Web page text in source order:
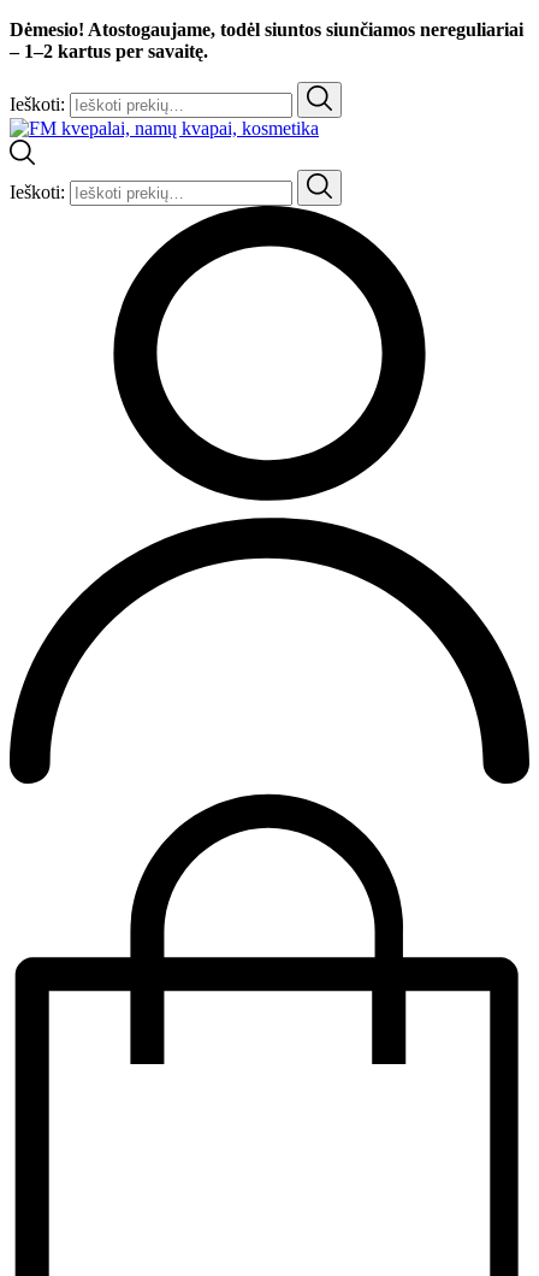
Dėmesio! Atostogaujame, todėl siuntos siunčiamos nereguliariai
– 1–2 kartus per savaitę.
Ieškoti:
Ieškoti: